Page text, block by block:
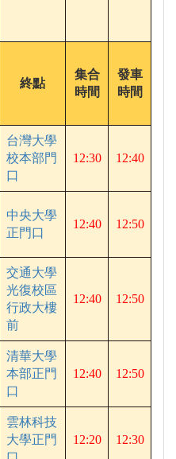
終點
集合
時間
發車
時間
台灣大學
校本部門
口
12:30 12:40
中央大學
正門口
12:40 12:50
交通大學
光復校區
行政大樓
前
12:40 12:50
清華大學
本部正門
口
12:40 12:50
雲林科技
大學正門
12:20 12:30